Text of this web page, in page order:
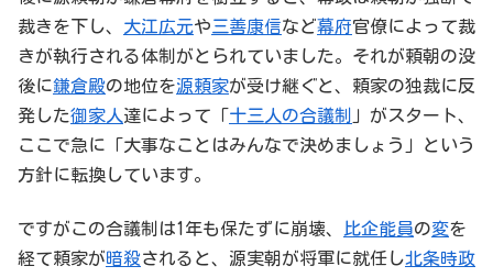
裁きを下し、 大江広元や三善康信など幕府官僚によって裁
きが執行される体制がとられていました。それが頼朝の没
後に鎌倉殿の地位を源頼家が受け継ぐと、頼家の独裁に反
発した御家人 達によって「十三人の合議制
」がスタート、
ここで急に「大事なことはみんなで決めましょう」という
方針に転換しています。
ですがこの合議制は1年も保たずに崩壊、 比企能員の変を
経て頼家が暗殺されると、源実朝が将軍に就任し北条時政